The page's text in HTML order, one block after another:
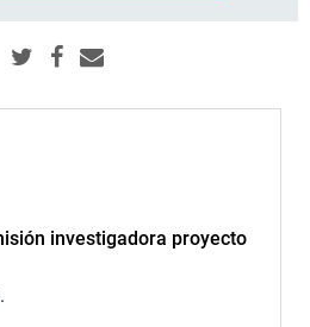
investigadora proyecto